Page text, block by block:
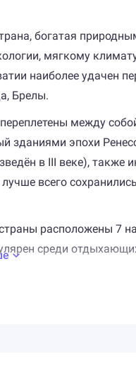
богатая
мягкому
наиболее удачен
Брелы.
между
зданиями эпохи
в III веке), также
всего
расположены 7
среди
очень